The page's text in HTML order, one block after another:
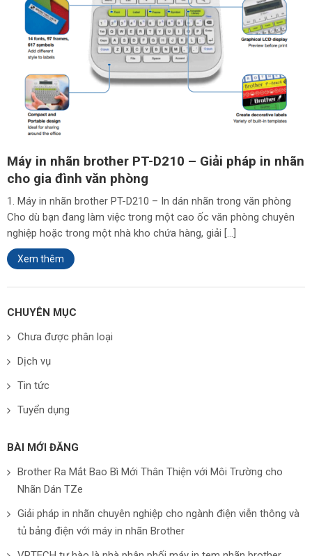
Máy in nhãn brother PT-D210 – Giải pháp in nhãn
cho gia đình văn phòng
1. Máy in nhãn brother PT-D210 – In dán nhãn trong văn phòng
Cho dù bạn đang làm việc trong một cao ốc văn phòng chuyên
nghiệp hoặc trong một nhà kho chứa hàng, giải […]
Xem thêm
CHUYÊN MỤC
Chưa được phân loại
Dịch vụ
Tin tức
Tuyển dụng
BÀI MỚI ĐĂNG
Brother Ra Mắt Bao Bì Mới Thân Thiện với Môi Trường cho
Nhãn Dán TZe
Giải pháp in nhãn chuyên nghiệp cho ngành điện viễn thông và
tủ bảng điện với máy in nhãn Brother